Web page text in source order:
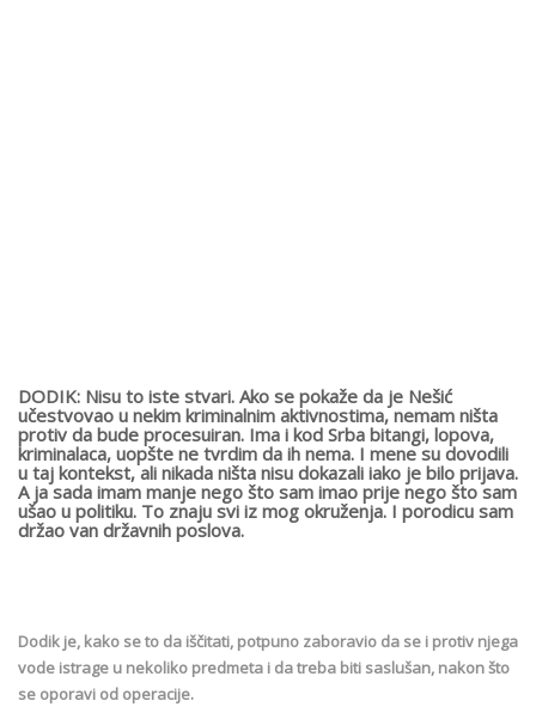
DODIK: Nisu to iste stvari. Ako se pokaže da je Nešić
učestvovao u nekim kriminalnim aktivnostima, nemam ništa
protiv da bude procesuiran. Ima i kod Srba bitangi, lopova,
kriminalaca, uopšte ne tvrdim da ih nema. I mene su dovodili
u taj kontekst, ali nikada ništa nisu dokazali iako je bilo prijava.
A ja sada imam manje nego što sam imao prije nego što sam
ušao u politiku. To znaju svi iz mog okruženja. I porodicu sam
držao van državnih poslova.
Dodik je, kako se to da iščitati, potpuno zaboravio da se i protiv njega
vode istrage u nekoliko predmeta i da treba biti saslušan, nakon što
se oporavi od operacije.